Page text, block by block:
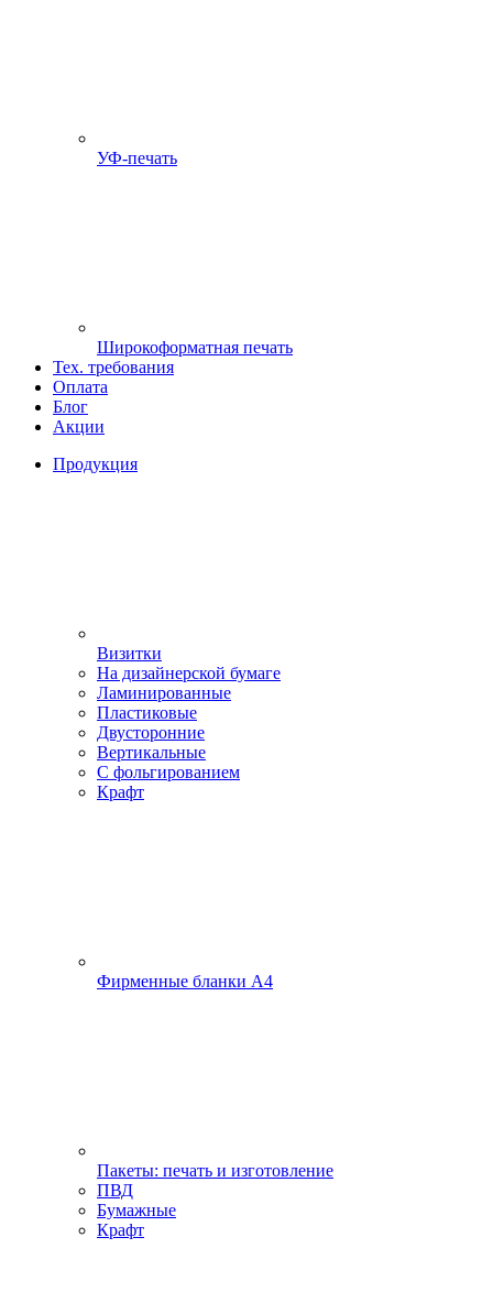
УФ-печать
Широкоформатная печать
Тех. требования
Оплата
Блог
Акции
Продукция
Визитки
На дизайнерской бумаге
Ламинированные
Пластиковые
Двусторонние
Вертикальные
С фольгированием
Крафт
Фирменные бланки А4
Пакеты: печать и изготовление
ПВД
Бумажные
Крафт